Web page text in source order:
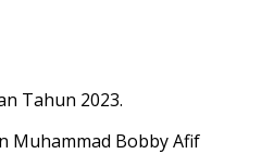
Tahun 2023.
Muhammad Bobby Afif